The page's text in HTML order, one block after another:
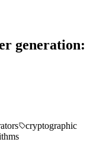
generation:
cryptographic